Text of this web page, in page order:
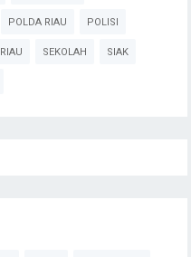
POLDA RIAU POLISI
RIAU SEKOLAH SIAK